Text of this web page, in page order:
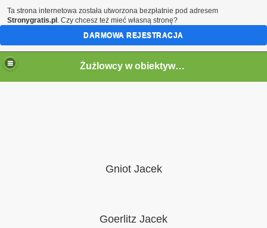
Żużlowcy w obiektywie by Speed
Gniot Jacek
Goerlitz Jacek
Ta strona internetowa została utworzona bezpłatnie pod adresem
Stronygratis.pl . Czy chcesz też mieć własną stronę?
DARMOWA REJESTRACJA